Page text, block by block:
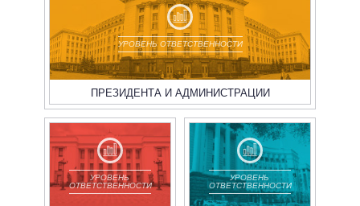
УРОВЕНЬ ОТВЕТСТВЕННОСТИ
ПРЕЗИДЕНТА И АДМИНИСТРАЦИИ
УРОВЕНЬ
ОТВЕТСТВЕННОСТИ
УРОВЕНЬ
ОТВЕТСТВЕННОСТИ